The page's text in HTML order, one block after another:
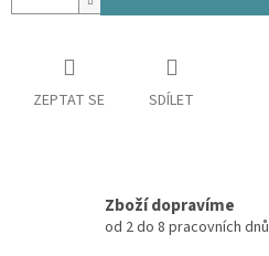
ZEPTAT SE SDÍLET
Zboží dopravíme
od 2 do 8 pracovních dnů